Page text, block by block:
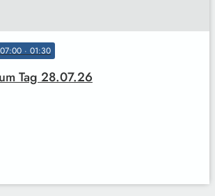
· 01:30
Tag 28.07.26